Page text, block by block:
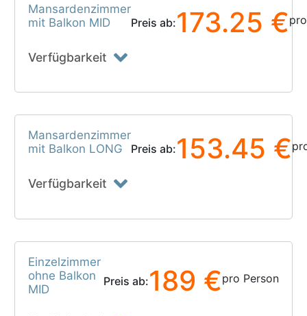
Mansardenzimmer
mit Balkon MID
Preis ab:173.25 €
Verfügbarkeit
Mansardenzimmer
mit Balkon LONG
Preis ab:153.45 €
Verfügbarkeit
Einzelzimmer
ohne Balkon
MID
Preis ab:189 €pro Person